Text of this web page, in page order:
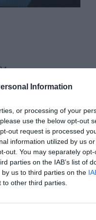
Information
or processing of your
use the below opt-out
out request is processed
information utilized by us
out. You may separately
parties on the IAB’s list of
us to third parties on the
other third parties.
medio año de uno
industria
se ha cerrado
parte de la
Agrawal; el